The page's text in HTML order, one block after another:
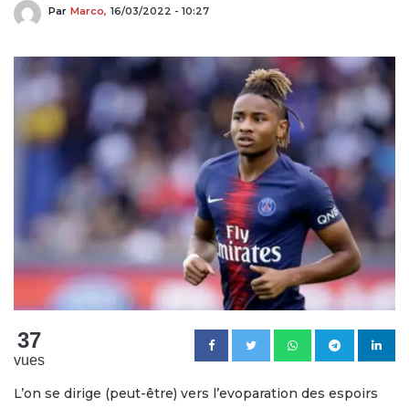
Par Marco, 16/03/2022 - 10:27
37
vues
L’on se dirige (peut-être) vers l’evoparation des espoirs